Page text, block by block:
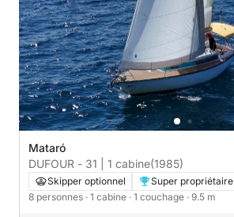
Mataró
DUFOUR - 31 | 1 cabine(1985)
Skipper optionnel Super propriétaire
8 personnes · 1 cabine · 1 couchage · 9.5 m